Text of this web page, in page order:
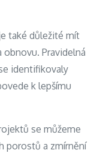
také důležité mít
Pravidelná
identifikovaly
k lepšímu
se můžeme
porostů a zmírnění